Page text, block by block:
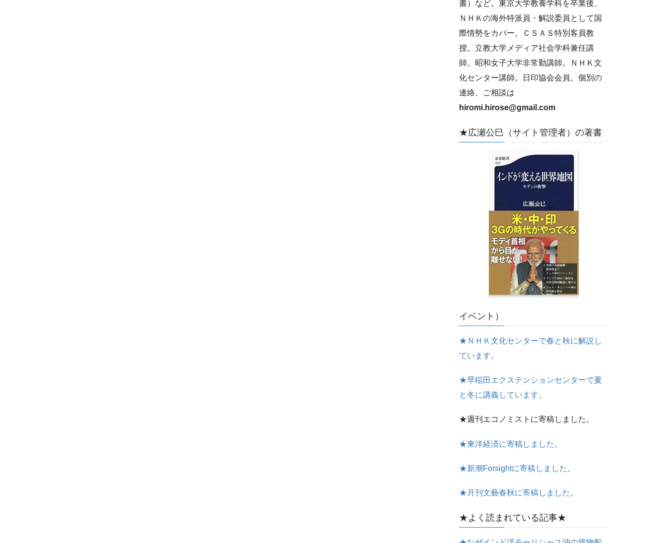
書）など。東京大学教養学科を卒業後、
ＮＨＫの海外特派員・解説委員として国
際情勢をカバー。ＣＳＡＳ特別客員教
授。立教大学メディア社会学科兼任講
師。昭和女子大学非常勤講師。ＮＨＫ文
化センター講師。日印協会会員。個別の
連絡、ご相談は
hiromi.hirose@gmail.com
★広瀬公巳（サイト管理者）の著書
イベント）
★ＮＨＫ文化センターで春と秋に解説し
ています。
★早稲田エクステンションセンターで夏
と冬に講義しています。
★週刊エコノミストに寄稿しました。
★東洋経済に寄稿しました。
★新潮Forsightに寄稿しました。
★月刊文藝春秋に寄稿しました。
★よく読まれている記事★